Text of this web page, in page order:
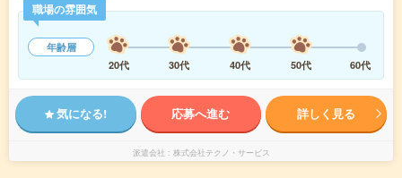
職場の雰囲気
年齢層
20代
30代 40代 50代 60代
気になる! 応募へ進む 詳しく見る
派遣会社 株式会社テクノ・サービス